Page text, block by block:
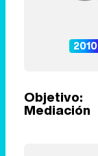
2010
Objetivo:
Mediación